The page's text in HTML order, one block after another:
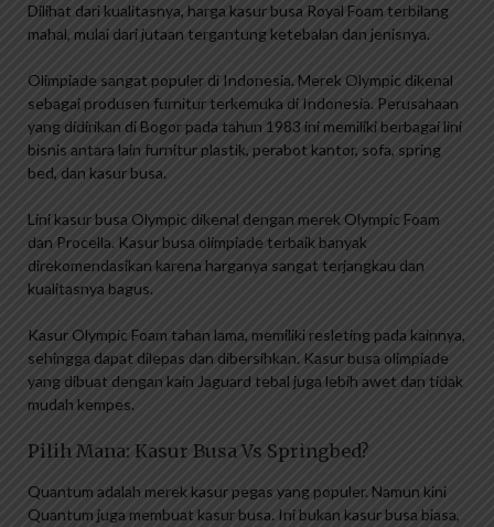
Dilihat dari kualitasnya, harga kasur busa Royal Foam terbilang
mahal, mulai dari jutaan tergantung ketebalan dan jenisnya.
Olimpiade sangat populer di Indonesia. Merek Olympic dikenal
sebagai produsen furnitur terkemuka di Indonesia. Perusahaan
yang didirikan di Bogor pada tahun 1983 ini memiliki berbagai lini
bisnis antara lain furnitur plastik, perabot kantor, sofa, spring
bed, dan kasur busa.
Lini kasur busa Olympic dikenal dengan merek Olympic Foam
dan Procella. Kasur busa olimpiade terbaik banyak
direkomendasikan karena harganya sangat terjangkau dan
kualitasnya bagus.
Kasur Olympic Foam tahan lama, memiliki resleting pada kainnya,
sehingga dapat dilepas dan dibersihkan. Kasur busa olimpiade
yang dibuat dengan kain Jaguard tebal juga lebih awet dan tidak
mudah kempes.
Pilih Mana: Kasur Busa Vs Springbed?
Quantum adalah merek kasur pegas yang populer. Namun kini
Quantum juga membuat kasur busa. Ini bukan kasur busa biasa,